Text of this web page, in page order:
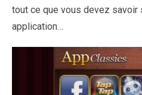
tout ce que vous devez savoir
application…